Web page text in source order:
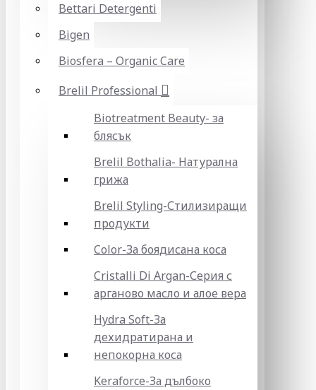
Bettari Detergenti
Bigen
Biosfera – Organic Care
Brelil Professional
Biotreatment Beauty- за
блясък
Brelil Bothalia- Натурална
грижа
Brelil Styling-Стилизиращи
продукти
Color-За боядисана коса
Cristalli Di Argan-Серия с
арганово масло и алое вера
Hydra Soft-За
дехидратирана и
непокорна коса
Keraforce-За дълбоко